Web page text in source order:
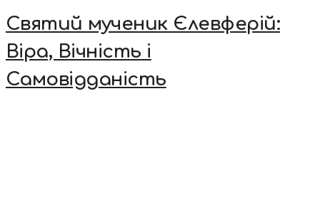
Святий мученик Єлевферій:
Віра, Вічність і
Самовідданість